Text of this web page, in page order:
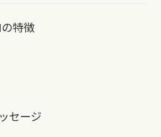
特徴
セージ